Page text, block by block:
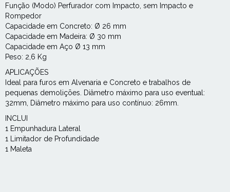
Função (Modo) Perfurador com Impacto, sem Impacto e
Rompedor
Capacidade em Concreto: Ø 26 mm
Capacidade em Madeira: Ø 30 mm
Capacidade em Aço Ø 13 mm
Peso: 2,6 Kg
APLICAÇÕES
Ideal para furos em Alvenaria e Concreto e trabalhos de
pequenas demolições. Diâmetro máximo para uso eventual:
32mm, Diâmetro máximo para uso contínuo: 26mm.
INCLUI
1 Empunhadura Lateral
1 Limitador de Profundidade
1 Maleta